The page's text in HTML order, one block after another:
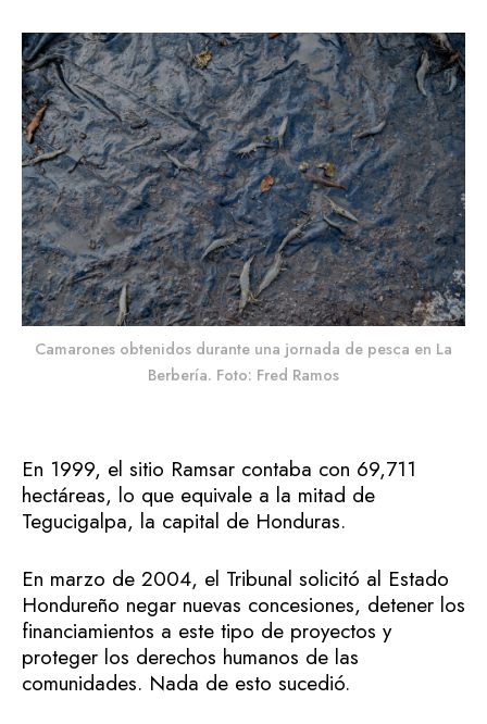
Camarones obtenidos durante una jornada de pesca en La
Berbería. Foto: Fred Ramos
En 1999, el sitio Ramsar contaba con 69,711
hectáreas, lo que equivale a la mitad de
Tegucigalpa, la capital de Honduras.
En marzo de 2004, el Tribunal solicitó al Estado
Hondureño negar nuevas concesiones, detener los
financiamientos a este tipo de proyectos y
proteger los derechos humanos de las
comunidades. Nada de esto sucedió.